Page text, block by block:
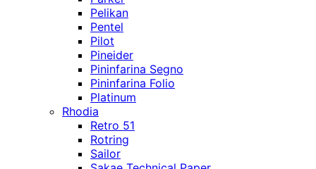
Pelikan
Pentel
Pilot
Pineider
Pininfarina Segno
Pininfarina Folio
Platinum
Rhodia
Retro 51
Rotring
Sailor